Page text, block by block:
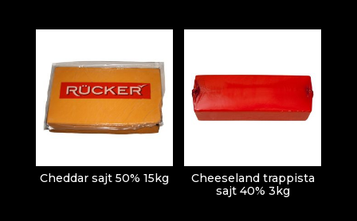
Cheddar sajt 50% 15kg
Cheeseland trappista
sajt 40% 3kg